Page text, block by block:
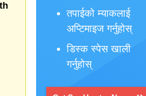
तपाईको म्याकलाई
अप्टिमाइज गर्नुहोस्
डिस्क स्पेस खाली
गर्नुहोस्